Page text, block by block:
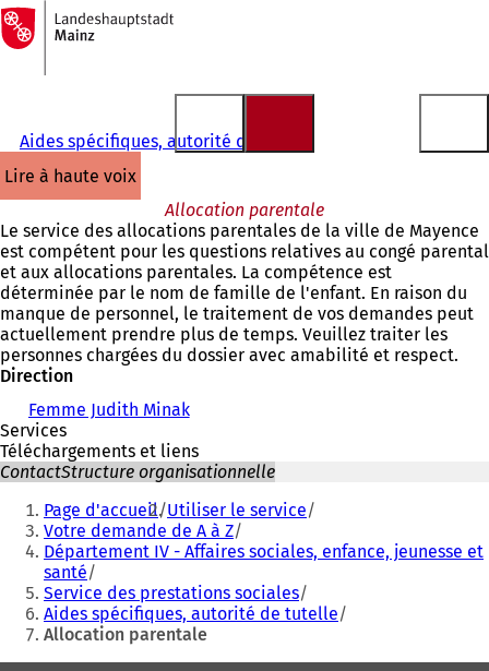
Accéder au contenu
Vers
la
page
d'accueil
Aides spécifiques, autorité de tutelle
lire à haute voix
Allocation parentale
Le service des allocations parentales de la ville de Mayence
est compétent pour les questions relatives au congé parental
et aux allocations parentales. La compétence est
déterminée par le nom de famille de l'enfant. En raison du
manque de personnel, le traitement de vos demandes peut
actuellement prendre plus de temps. Veuillez traiter les
personnes chargées du dossier avec amabilité et respect.
Direction
Femme Judith Minak
Services
Téléchargements et liens
ContactStructure organisationnelle
Vous
êtes
ici
Page d'accueil Utiliser le service
Votre demande de A à Z
Département IV - Affaires sociales, enfance, jeunesse et
santé
Service des prestations sociales
Aides spécifiques, autorité de tutelle
Allocation parentale